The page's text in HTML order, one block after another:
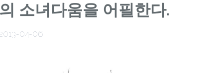
소녀다움을 어필한다.
04-06